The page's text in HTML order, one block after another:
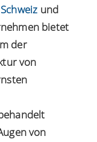
Schweiz und
bietet
der
von
von